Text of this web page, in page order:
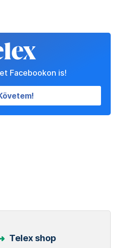
Facebookon is!
Telex shop